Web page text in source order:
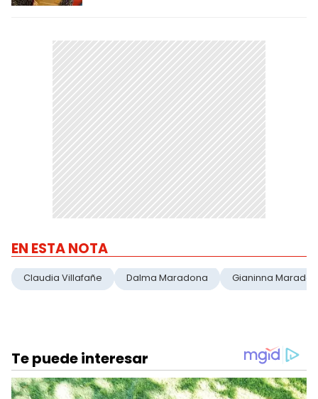
EN ESTA NOTA
Claudia Villafañe Dalma Maradona Gianinna